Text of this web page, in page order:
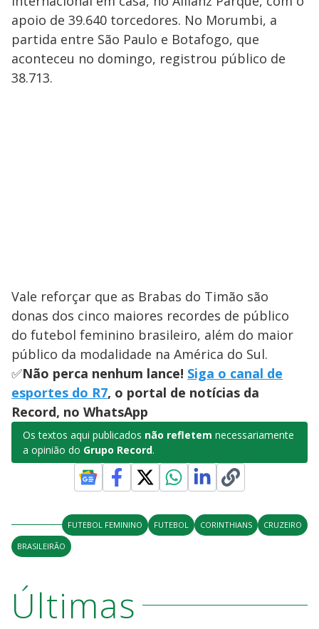
apoio de 39.640 torcedores. No Morumbi, a
partida entre São Paulo e Botafogo, que
aconteceu no domingo, registrou público de
38.713.
Vale reforçar que as Brabas do Timão são
donas dos cinco maiores recordes de público
do futebol feminino brasileiro, além do maior
público da modalidade na América do Sul.
✅Não perca nenhum lance! Siga o canal de
esportes do R7, o portal de notícias da
Record, no WhatsApp
Os textos aqui publicados não refletem necessariamente
a opinião do Grupo Record.
FUTEBOL FEMININO FUTEBOL CORINTHIANS
CRUZEIRO
BRASILEIRÃO
Últimas